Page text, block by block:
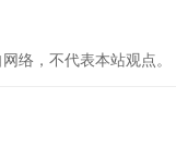
络，不代表本站观点。